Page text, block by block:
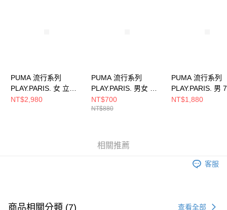
PUMA 流行系列
PLAY.PARIS. 女 立領
外套 62911301
NT$2,980
PUMA 流行系列
PLAY.PARIS. 男女 棒
球帽 02551201
NT$700
NT$880
PUMA 流行系列
PLAY.PARIS. 男
褲 62845701
NT$1,880
相關推薦
客服
商品相關分類 (7) 查看全部